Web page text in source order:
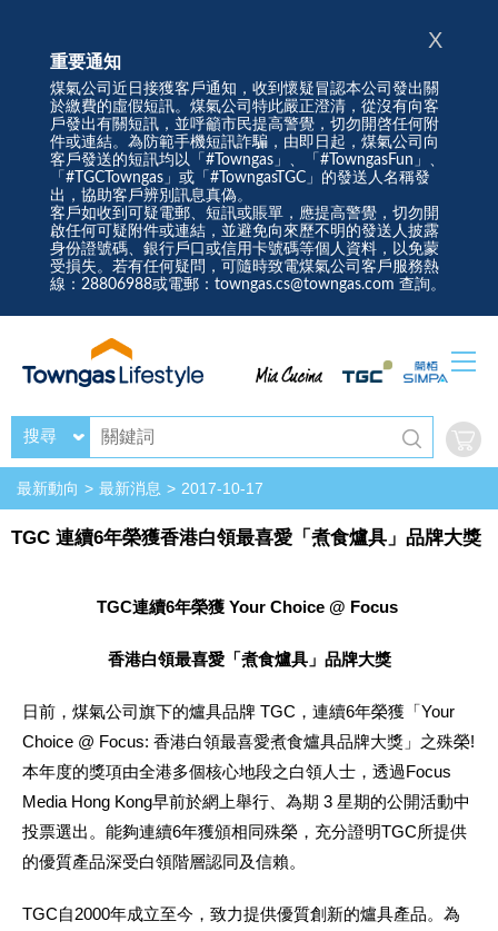
重要通知
煤氣公司近日接獲客戶通知，收到懷疑冒認本公司發出關
於繳費的虛假短訊。煤氣公司特此嚴正澄清，從沒有向客
戶發出有關短訊，並呼籲市民提高警覺，切勿開啓任何附
件或連結。為防範手機短訊詐騙，由即日起，煤氣公司向
客戶發送的短訊均以「#Towngas」、「#TowngasFun」、
「#TGCTowngas」或「#TowngasTGC」的發送人名稱發
出，協助客戶辨別訊息真偽。
客戶如收到可疑電郵、短訊或賬單，應提高警覺，切勿開
啟任何可疑附件或連結，並避免向來歷不明的發送人披露
身份證號碼、銀行戶口或信用卡號碼等個人資料，以免蒙
受損失。若有任何疑問，可隨時致電煤氣公司客戶服務熱
線：28806988或電郵：towngas.cs@towngas.com 查詢。
X
搜尋
最新動向 最新消息 2017-10-17
TGC 連續6年榮獲香港白領最喜愛「煮食爐具」品牌大獎
TGC連續6年榮獲 Your Choice @ Focus
香港白領最喜愛「煮食爐具」品牌大獎
日前，煤氣公司旗下的爐具品牌 TGC，連續6年榮獲「Your
Choice @ Focus: 香港白領最喜愛煮食爐具品牌大獎」之殊榮!
本年度的獎項由全港多個核心地段之白領人士，透過Focus
Media Hong Kong早前於網上舉行、為期 3 星期的公開活動中
投票選出。能夠連續6年獲頒相同殊榮，充分證明TGC所提供
的優質產品深受白領階層認同及信賴。
TGC自2000年成立至今，致力提供優質創新的爐具產品。為